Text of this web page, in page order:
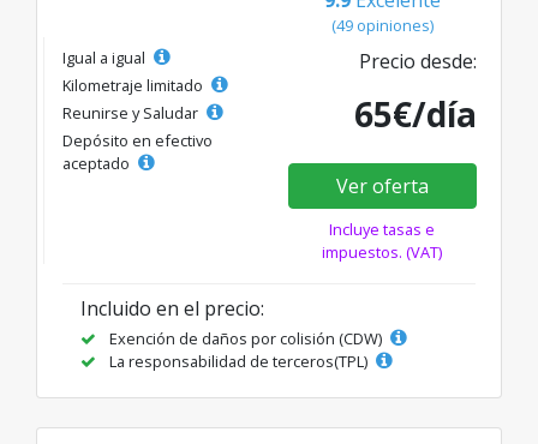
(49 opiniones)
Igual a igual
Kilometraje limitado
Reunirse y Saludar
Depósito en efectivo
aceptado
Precio desde:
65€/día
Ver oferta
Incluye tasas e
impuestos. (VAT)
Incluido en el precio:
Exención de daños por colisión (CDW)
La responsabilidad de terceros(TPL)